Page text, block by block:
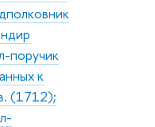
поручик
к
(1712);